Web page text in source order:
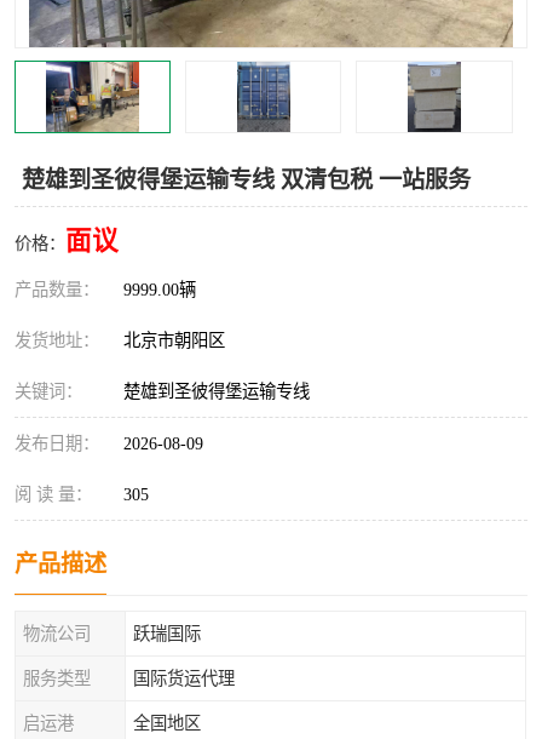
楚雄到圣彼得堡运输专线 双清包税 一站服务
价格： 面议
产品数量： 9999.00辆
发货地址： 北京市朝阳区
关键词： 楚雄到圣彼得堡运输专线
发布日期： 2026-08-09
阅 读 量： 305
产品描述
物流公司 跃瑞国际
服务类型 国际货运代理
启运港 全国地区